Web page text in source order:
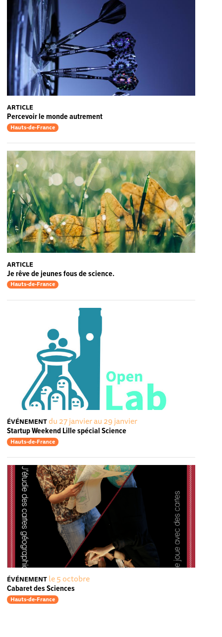
ARTICLE
Percevoir le monde autrement
Hauts-de-France
ARTICLE
Je rêve de jeunes fous de science.
Hauts-de-France
ÉVÉNEMENTdu 27 janvier au 29 janvier
Startup Weekend Lille spécial Science
Hauts-de-France
ÉVÉNEMENT le 5 octobre
Cabaret des Sciences
Hauts-de-France